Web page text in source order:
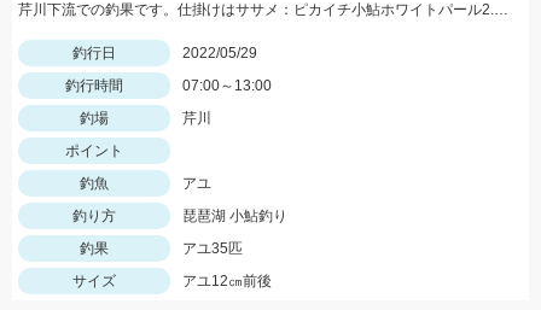
芹川下流での釣果です。仕掛けはササメ：ピカイチ小鮎ホワイトパール2.5号がオススメです！
釣行日
2022/05/29
釣行時間
07:00～13:00
釣場
芹川
ポイント
釣魚
アユ
釣り方
琵琶湖 小鮎釣り
釣果
アユ35匹
サイズ
アユ12㎝前後